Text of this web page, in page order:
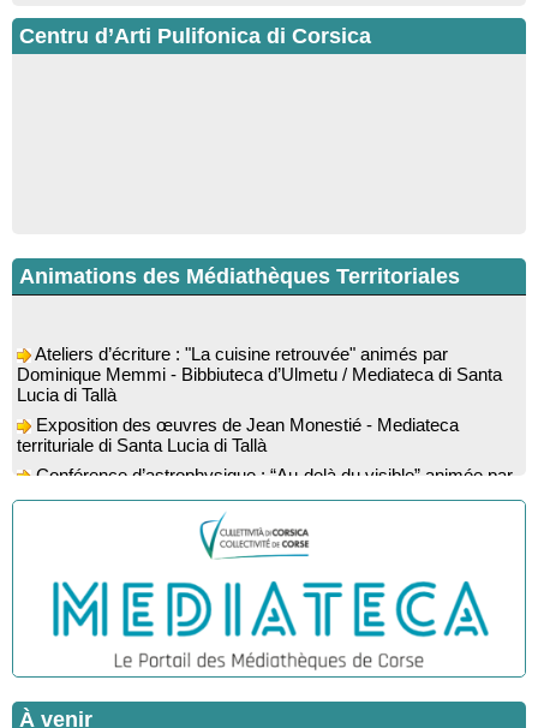
Centru d’Arti Pulifonica di Corsica
Animations des Médiathèques Territoriales
Ateliers d’écriture : "La cuisine retrouvée" animés par
Dominique Memmi - Bibbiuteca d’Ulmetu / Mediateca di Santa
Lucia di Tallà
Exposition des œuvres de Jean Monestié - Mediateca
territuriale di Santa Lucia di Tallà
Conférence d’astrophysique : “Au-delà du visible” animée par
Bicchisgià
Exposition des œuvres de Dominique Malberti Morin :
"Racines, peintures acryliques et aquarelles" - Mediateca
territuriale di Santa Lucia di Tallà
Animation : "Petits lecteurs" - Médiathèque - Pitretu è
Bicchisgià
Veillée de contes à la forêt enchantée "U Mondu ditu
mignuleddu" par la Caravane de Conteurs - Currà
Colloque : "Taravu : terre de patrimoines", Regards sur le
À venir